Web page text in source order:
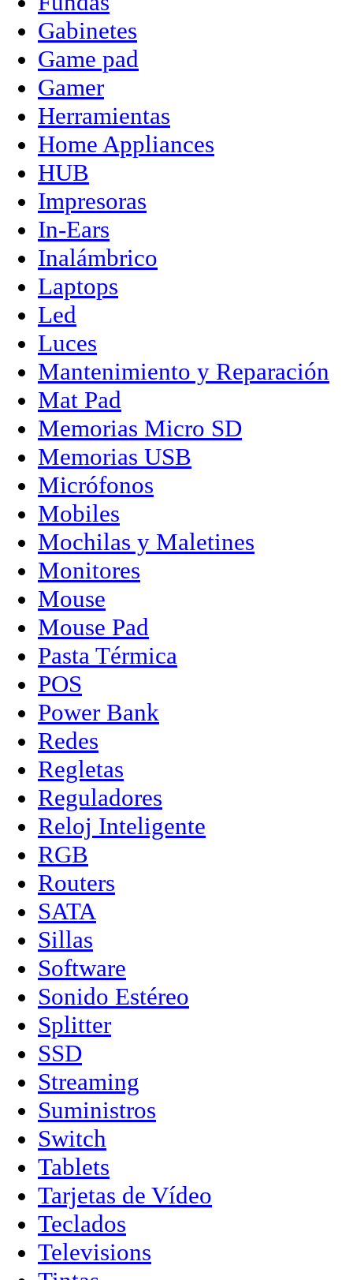
Gabinetes
Game pad
Gamer
Herramientas
Home Appliances
HUB
Impresoras
In-Ears
Inalámbrico
Laptops
Led
Luces
Mantenimiento y Reparación
Mat Pad
Memorias Micro SD
Memorias USB
Micrófonos
Mobiles
Mochilas y Maletines
Monitores
Mouse
Mouse Pad
Pasta Térmica
POS
Power Bank
Redes
Regletas
Reguladores
Reloj Inteligente
RGB
Routers
SATA
Sillas
Software
Sonido Estéreo
Splitter
SSD
Streaming
Suministros
Switch
Tablets
Tarjetas de Vídeo
Teclados
Televisions